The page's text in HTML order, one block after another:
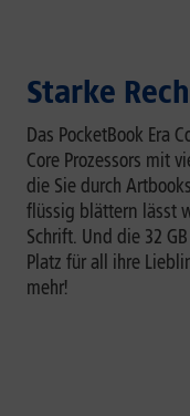
Starke
Das PocketBook Era
Core Prozessors mit
die Sie durch
flüssig blättern lässt
Schrift. Und die 32
Platz für all ihre
mehr!